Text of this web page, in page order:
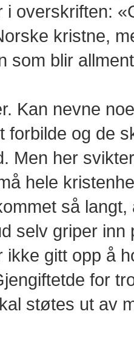
i overskriften:
kristne,
som blir
Kan nevne
forbilde og de
Men her
hele
så
selv griper
ikke gitt opp å
for
støtes ut av